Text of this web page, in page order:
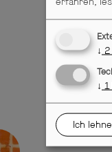
erfahren,
↓ 2
↓ 1
Ich